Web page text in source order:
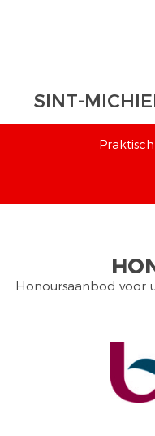
SINT-
Praktisch
Honoursaanbod voor